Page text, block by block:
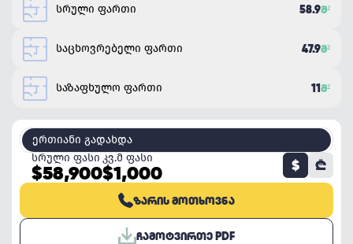
სრული ფართი 58.9Მ²
საცხოვრებელი ფართი 47.9Მ²
საზაფხულო ფართი 11Მ²
ერთიანი გადახდა
სრული ფასი
$58,900
კვ.მ ფასი
$1,000 $ ₾
ᲖᲐᲠᲘᲡ ᲛᲝᲗᲮᲝᲕᲜᲐ
ᲩᲐᲛᲝᲢᲕᲘᲠᲗᲔ PDF